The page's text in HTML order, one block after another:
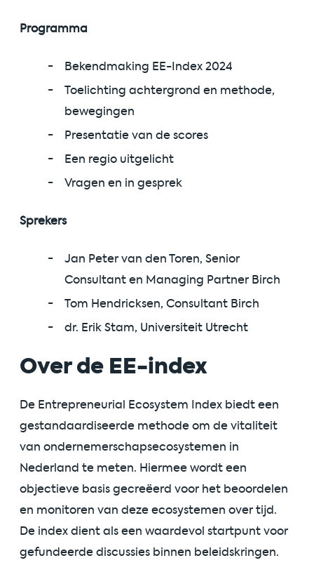
Programma
Bekendmaking EE-Index 2024
Toelichting achtergrond en methode,
bewegingen
Presentatie van de scores
Een regio uitgelicht
Vragen en in gesprek
Sprekers
Jan Peter van den Toren, Senior
Consultant en Managing Partner Birch
Tom Hendricksen, Consultant Birch
dr. Erik Stam, Universiteit Utrecht
Over de EE-index
De Entrepreneurial Ecosystem Index biedt een
gestandaardiseerde methode om de vitaliteit
van ondernemerschapsecosystemen in
Nederland te meten. Hiermee wordt een
objectieve basis gecreëerd voor het beoordelen
en monitoren van deze ecosystemen over tijd.
De index dient als een waardevol startpunt voor
gefundeerde discussies binnen beleidskringen.